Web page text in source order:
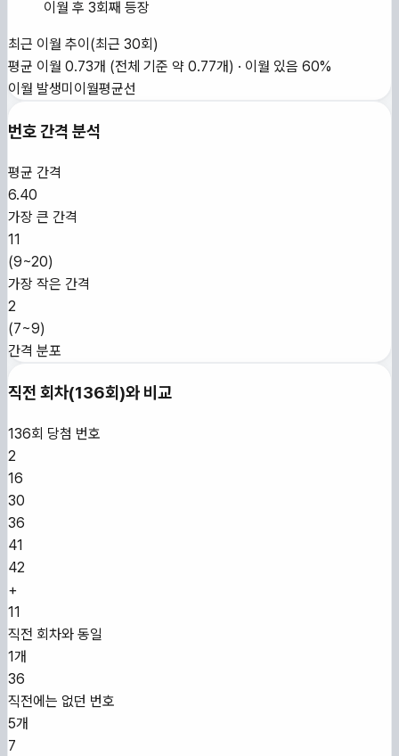
이월 후 3회째 등장
최근 이월 추이 (최근 30회)
평균 이월 0.73개 (전체 기준 약 0.77개) · 이월 있음 60%
이월 발생미이월평균선
번호 간격 분석
평균 간격
6.40
가장 큰 간격
11
(9~20)
가장 작은 간격
2
(7~9)
간격 분포
직전 회차(136회)와 비교
136회 당첨 번호
2
16
30
36
41
42
+
11
직전 회차와 동일
1개
36
직전에는 없던 번호
5개
7